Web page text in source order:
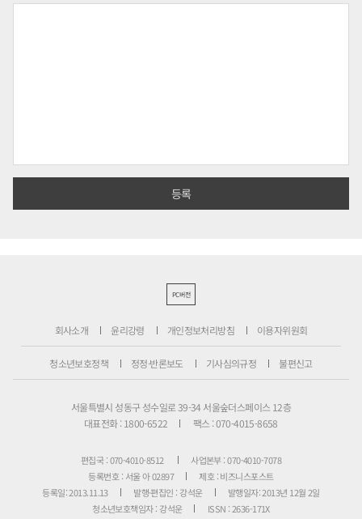
PC버전
회사소개 윤리강령 개인정보처리방침 이용자위원회
청소년보호정책 정정·반론보도 기사심의규정 불편신고
서울특별시 성동구 성수일로 39-34 서울숲더스페이스 12층
대표전화 : 1800-6522
팩스 : 070-4015-8658
편집국 : 070-4010-8512
사업본부 : 070-4010-7078
등록번호 : 서울 아 02897
제호 : 비즈니스포스트
등록일: 2013.11.13
발행·편집인 : 강석운
발행일자: 2013년 12월 2일
청소년보호책임자 : 강석운
ISSN : 2636-171X